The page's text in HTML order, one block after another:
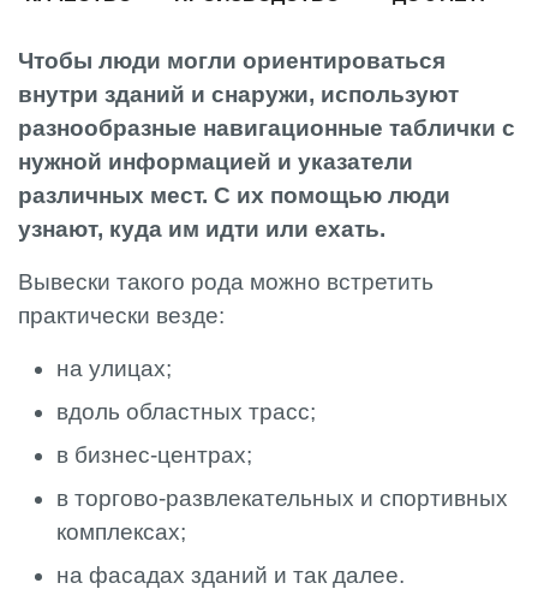
Чтобы люди могли ориентироваться
внутри зданий и снаружи, используют
разнообразные навигационные таблички с
нужной информацией и указатели
различных мест. С их помощью люди
узнают, куда им идти или ехать.
Вывески такого рода можно встретить
практически везде:
на улицах;
вдоль областных трасс;
в бизнес-центрах;
в торгово-развлекательных и спортивных
комплексах;
на фасадах зданий и так далее.